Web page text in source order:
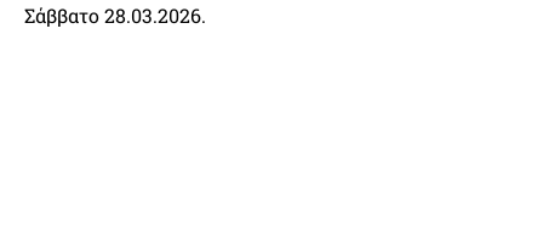
Σάββατο 28.03.2026.